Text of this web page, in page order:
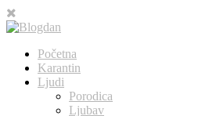
Početna
Karantin
Ljudi
Porodica
Ljubav